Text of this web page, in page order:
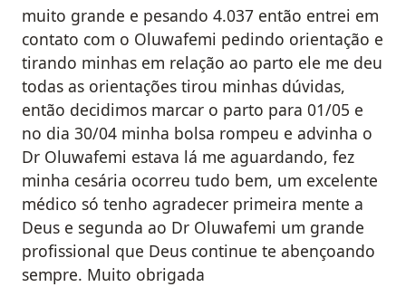
muito grande e pesando 4.037 então entrei em
contato com o Oluwafemi pedindo orientação e
tirando minhas em relação ao parto ele me deu
todas as orientações tirou minhas dúvidas,
então decidimos marcar o parto para 01/05 e
no dia 30/04 minha bolsa rompeu e advinha o
Dr Oluwafemi estava lá me aguardando, fez
minha cesária ocorreu tudo bem, um excelente
médico só tenho agradecer primeira mente a
Deus e segunda ao Dr Oluwafemi um grande
profissional que Deus continue te abençoando
sempre. Muito obrigada